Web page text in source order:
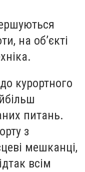
на об’єкті
курортного
питань.
з
мешканці,
всім